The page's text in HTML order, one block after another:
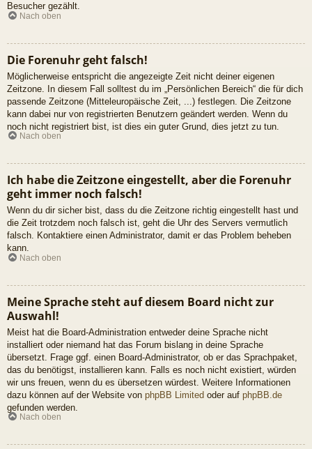
Besucher gezählt.
Nach oben
Die Forenuhr geht falsch!
Möglicherweise entspricht die angezeigte Zeit nicht deiner eigenen
Zeitzone. In diesem Fall solltest du im „Persönlichen Bereich“ die für dich
passende Zeitzone (Mitteleuropäische Zeit, ...) festlegen. Die Zeitzone
kann dabei nur von registrierten Benutzern geändert werden. Wenn du
noch nicht registriert bist, ist dies ein guter Grund, dies jetzt zu tun.
Nach oben
Ich habe die Zeitzone eingestellt, aber die Forenuhr
geht immer noch falsch!
Wenn du dir sicher bist, dass du die Zeitzone richtig eingestellt hast und
die Zeit trotzdem noch falsch ist, geht die Uhr des Servers vermutlich
falsch. Kontaktiere einen Administrator, damit er das Problem beheben
kann.
Nach oben
Meine Sprache steht auf diesem Board nicht zur
Auswahl!
Meist hat die Board-Administration entweder deine Sprache nicht
installiert oder niemand hat das Forum bislang in deine Sprache
übersetzt. Frage ggf. einen Board-Administrator, ob er das Sprachpaket,
das du benötigst, installieren kann. Falls es noch nicht existiert, würden
wir uns freuen, wenn du es übersetzen würdest. Weitere Informationen
dazu können auf der Website von phpBB Limited oder auf phpBB.de
gefunden werden.
Nach oben